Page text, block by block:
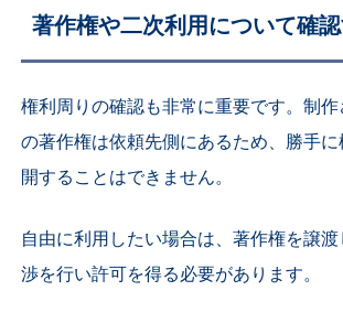
著作権や二次利用について確
権利周りの確認も非常に重要です。制作
の著作権は依頼先側にあるため、勝手
開することはできません。
自由に利用したい場合は、著作権を譲
渉を行い許可を得る必要があります。